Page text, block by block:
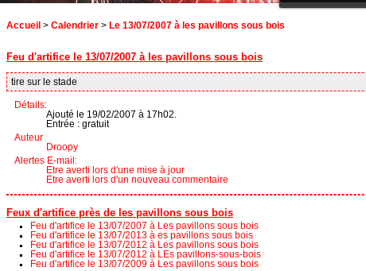
Accueil > Calendrier > Le 13/07/2007 à les pavillons sous bois
Feu d'artifice le 13/07/2007 à les pavillons sous bois
tire sur le stade
Détails:
Ajouté le 19/02/2007 à 17h02.
Entrée : gratuit
Auteur
Droopy
Alertes E-mail:
Etre averti lors d'une mise à jour
Etre averti lors d'un nouveau commentaire
Feux d'artifice près de les pavillons sous bois
Feu d'artifice le 13/07/2007 à Les pavillons sous bois
Feu d'artifice le 13/07/2013 à es pavillons sous bois
Feu d'artifice le 13/07/2012 à Les pavillons sous bois
Feu d'artifice le 13/07/2012 à LEs pavillons-sous-bois
Feu d'artifice le 13/07/2009 à Les pavillons sous bois